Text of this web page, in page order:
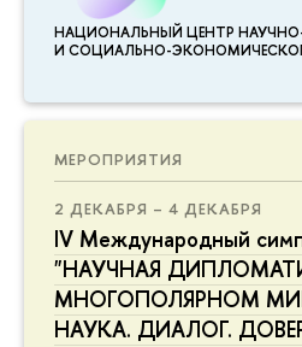
НАЦИОНАЛЬНЫЙ ЦЕНТР
И СОЦИАЛЬНО-
МЕРОПРИЯТИЯ
2 ДЕКАБРЯ – 4 ДЕКАБРЯ
IV Международный
"НАУЧНАЯ
МНОГОПОЛЯРНОМ
НАУКА. ДИАЛОГ.